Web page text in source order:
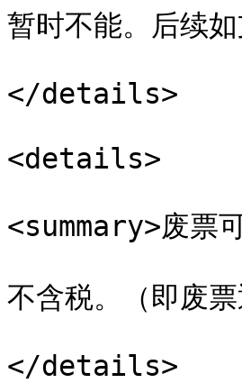
暂时不能。后续
</details>
<details>
<summary>废票
不含税。（即废
</details>